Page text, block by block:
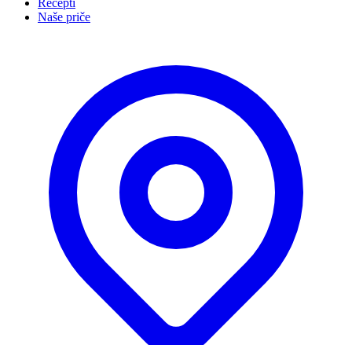
Recepti
Naše priče